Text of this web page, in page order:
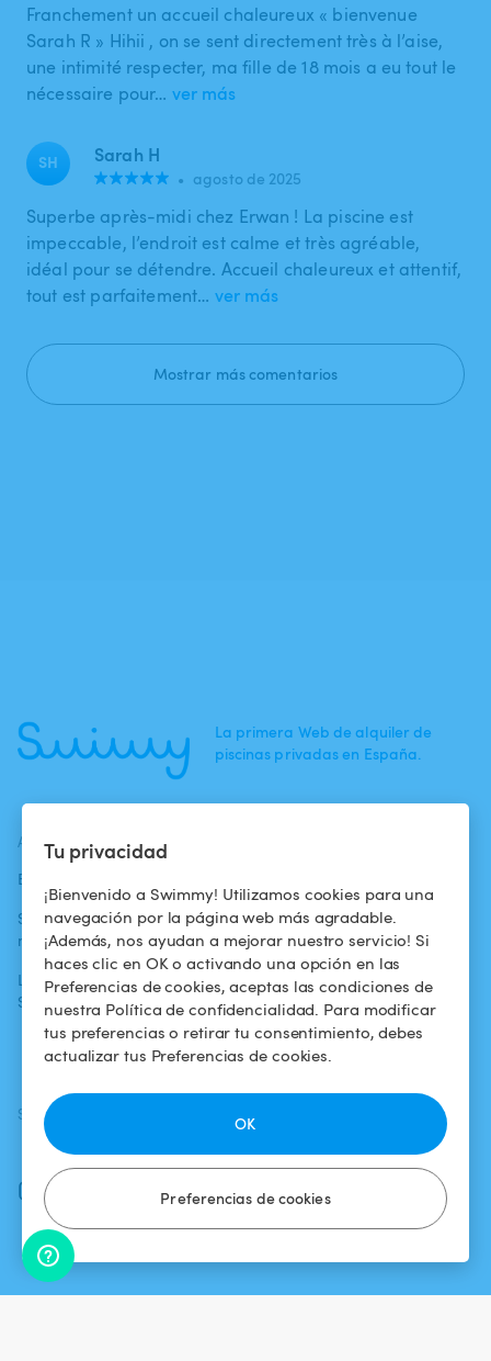
Tu privacidad
¡Bienvenido a Swimmy! Utilizamos cookies para una
navegación por la página web más agradable.
¡Además, nos ayudan a mejorar nuestro servicio! Si
haces clic en OK o activando una opción en las
Preferencias de cookies, aceptas las condiciones de
nuestra Política de confidencialidad. Para modificar
tus preferencias o retirar tu consentimiento, debes
actualizar tus Preferencias de cookies.
Preferencias de cookies
OK
Franchement un accueil chaleureux « bienvenue
Sarah R » Hihii , on se sent directement très à l’aise,
une intimité respecter, ma fille de 18 mois a eu tout le
nécessaire pour… ver más
SH Sarah H
• agosto de 2025
Superbe après-midi chez Erwan ! La piscine est
impeccable, l’endroit est calme et très agréable,
idéal pour se détendre. Accueil chaleureux et attentif,
tout est parfaitement… ver más
Mostrar más comentarios
La primera Web de alquiler de
piscinas privadas en España.
ACTUALIDADES
Blog
Swimmy en los
medios
La aventura
Swimmy
Para los
propietarios
Alquilar mi
piscina
¿Cómo funciona?
Condiciones de
uso
Política de
confidencialidad
Aviso legal
SÍGUENOS
Facebook
Instagram